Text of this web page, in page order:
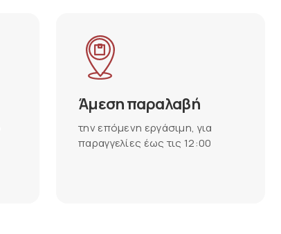
Άμεση παραλαβή
την επόμενη εργάσιμη, για
παραγγελίες έως τις 12:00